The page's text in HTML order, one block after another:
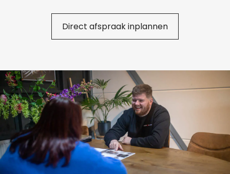
Direct afspraak inplannen